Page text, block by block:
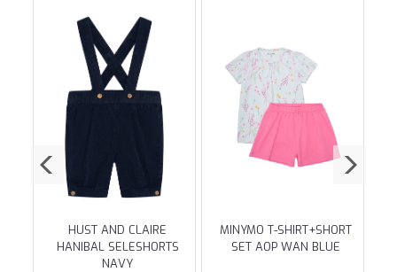
HUST AND CLAIRE
HANIBAL SELESHORTS
NAVY
MINYMO T-SHIRT+SHORT
SET AOP WAN BLUE